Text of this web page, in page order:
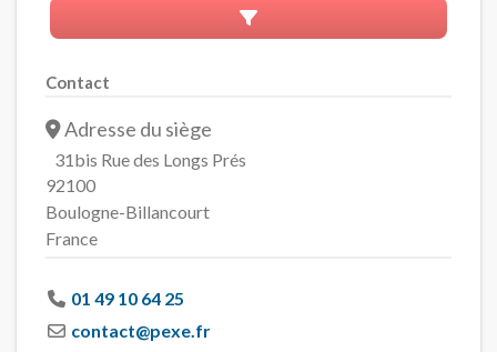
Advanced Filters
Contact
Adresse du siège
31bis Rue des Longs Prés
92100
Boulogne-Billancourt
France
01 49 10 64 25
contact@pexe.fr